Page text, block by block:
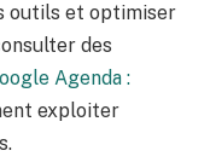
outils et optimiser
des
Agenda :
exploiter